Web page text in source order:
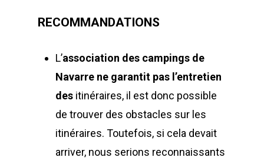
RECOMMANDATIONS
L’association des campings de
Navarre ne garantit pas l’entretien
des itinéraires, il est donc possible
de trouver des obstacles sur les
itinéraires. Toutefois, si cela devait
arriver, nous serions reconnaissants